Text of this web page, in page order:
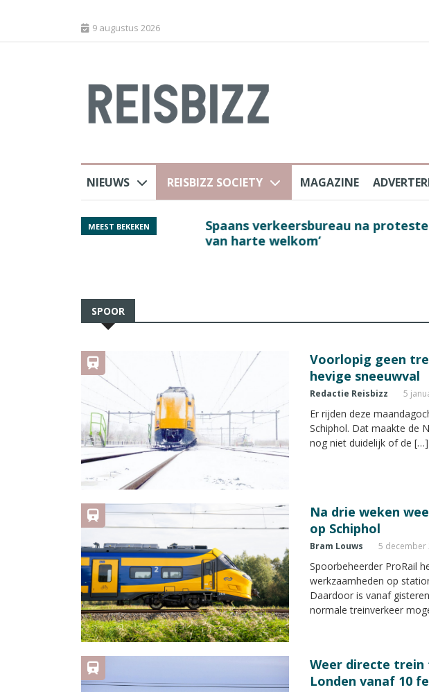
9 augustus 2026
NIEUWS REISBIZZ SOCIETY MAGAZINE
MEEST BEKEKEN
Spaans verkeersbureau na protesten
van harte welkom’
SPOOR
Voorlopig geen
hevige sneeuwval
Redactie Reisbizz 5
Er rijden deze
Schiphol. Dat maakte de
nog niet duidelijk of de […]
Na drie weken
op Schiphol
Bram Louws 5 december
Spoorbeheerder ProRail
werkzaamheden op
Daardoor is vanaf
normale treinverkeer
Weer directe trein
Londen vanaf 10